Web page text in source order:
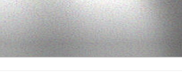
Ir
al
contenido